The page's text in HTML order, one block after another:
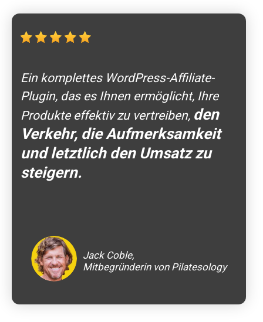
Ein komplettes WordPress-Affiliate-
Plugin, das es Ihnen ermöglicht, Ihre
Produkte effektiv zu vertreiben, den
Verkehr, die Aufmerksamkeit
und letztlich den Umsatz zu
steigern.
Jack Coble,
Mitbegründerin von Pilatesology